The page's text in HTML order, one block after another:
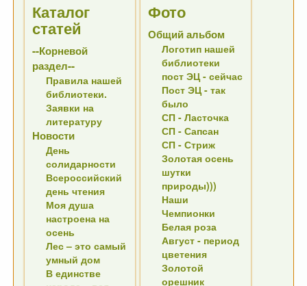
Каталог
статей
--Корневой
раздел--
Правила нашей
библиотеки.
Заявки на
литературу
Новости
День
солидарности
Всероссийский
день чтения
Моя душа
настроена на
осень
Лес – это самый
умный дом
В единстве
Фото
Общий альбом
Логотип нашей
библиотеки
пост ЭЦ - сейчас
Пост ЭЦ - так
было
СП - Ласточка
СП - Сапсан
СП - Стриж
Золотая осень
шутки
природы)))
Наши
Чемпионки
Белая роза
Август - период
цветения
Золотой
орешник